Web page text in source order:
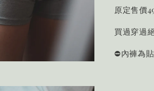
原定售價
買過穿過
⛔️內褲為